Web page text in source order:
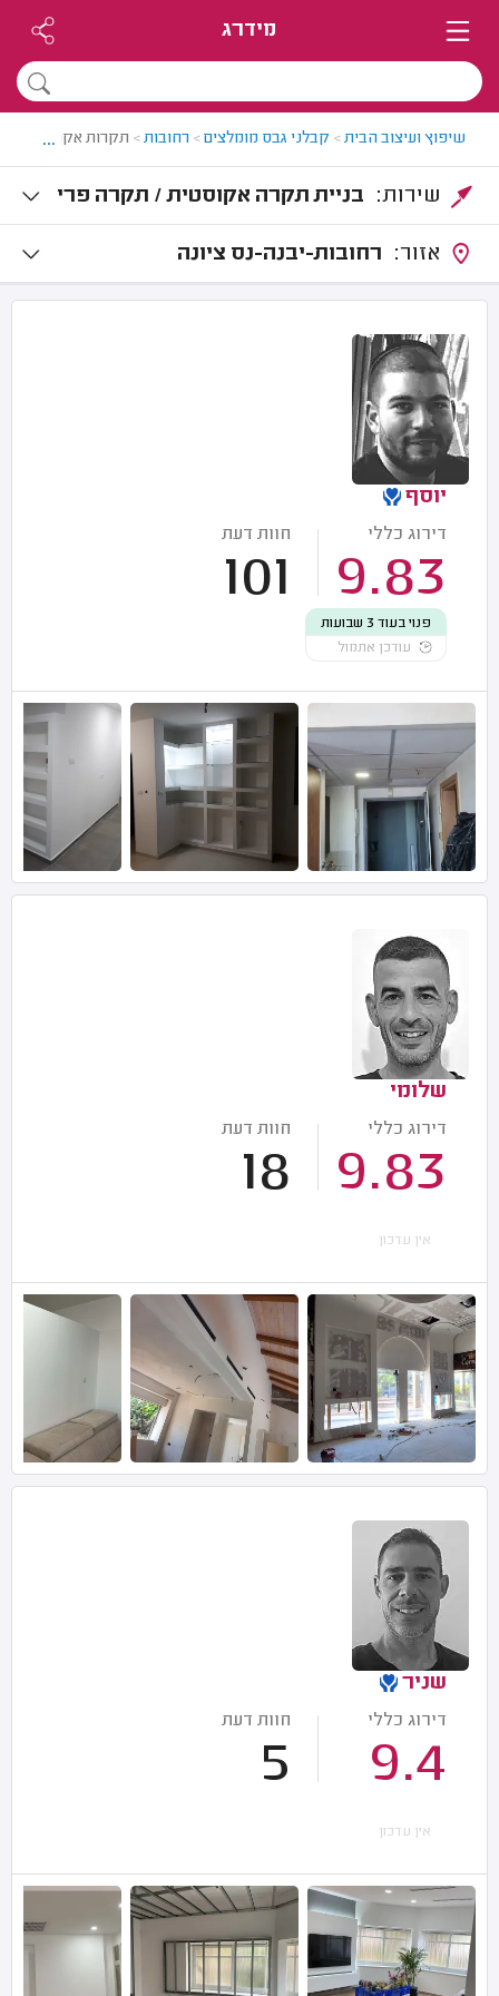
מידרג
שיפוץ ועיצוב הבית> קבלני גבס מומלצים> רחובות> תקרות אקוסטיות
...
בניית תקרה אקוסטית / תקרה פרי
קה
רחובות-יבנה-נס ציונה
יוסף
דירוג כללי
9.83
חוות דעת
101
פנוי בעוד 3 שבועות
עודכן אתמול
שלומי
דירוג כללי
9.83
חוות דעת
18
אין עדכון
שניר
דירוג כללי
9.4
חוות דעת
5
אין עדכון